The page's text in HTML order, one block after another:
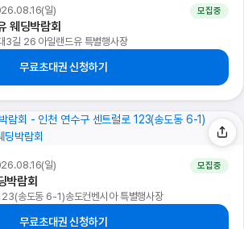
일) 모집중
웨딩박람회
3길 26 아일랜드유 특별행사장
무료초대권 신청하기
일) 모집중
박람회
송도동 6-1)송도컨벤시아 특별행사장
무료초대권 신청하기